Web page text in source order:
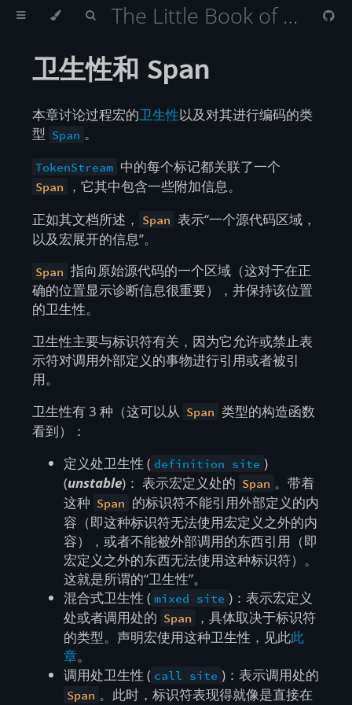
The Little Book of Rust Macros （Rust 宏小册）
卫生性和 Span
本章讨论过程宏的卫生性以及对其进行编码的类
型 Span 。
TokenStream 中的每个标记都关联了一个
Span
，它其中包含一些附加信息。
正如其文档所述，
Span 表示“一个源代码区域，
以及宏展开的信息”。
Span 指向原始源代码的一个区域（这对于在正
确的位置显示诊断信息很重要），并保持该位置
的卫生性。
卫生性主要与标识符有关，因为它允许或禁止表
示符对调用外部定义的事物进行引用或者被引
用。
卫生性有 3 种（这可以从 Span 类型的构造函数
看到）：
定义处卫生性 ( definition site )
(unstable)： 表示宏定义处的 Span 。带着
这种 Span 的标识符不能引用外部定义的内
容（即这种标识符无法使用宏定义之外的内
容），或者不能被外部调用的东西引用（即
宏定义之外的东西无法使用这种标识符）。
这就是所谓的“卫生性”。
混合式卫生性 ( mixed site )：表示宏定义
处或者调用处的 Span
，具体取决于标识符
的类型。声明宏使用这种卫生性，见此此
章。
调用处卫生性 ( call site )：表示调用处的
Span 。此时，标识符表现得就像是直接在